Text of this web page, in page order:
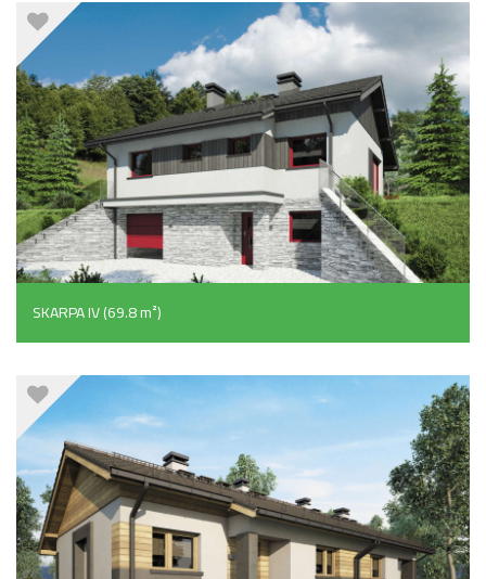
SKARPA IV (69.8 m²)